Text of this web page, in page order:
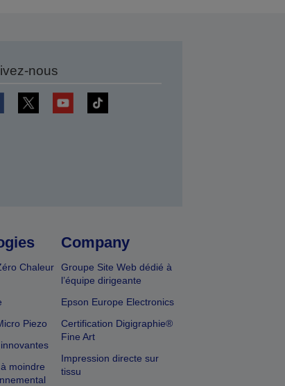
nous
Chaleur
Piezo
moindre
Company
Groupe Site Web dédié à
l’équipe dirigeante
Epson Europe Electronics
Certification Digigraphie®
Fine Art
Impression directe sur
tissu